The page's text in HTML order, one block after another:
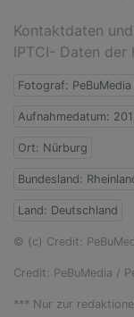
Kontaktdaten
IPTCI- Daten der
Fotograf:
Aufnahmedatum:
Ort: Nürburg
Bundesland:
Land: Deutschland
© (c) Credit:
Credit: PeBuMedia /
*** Nur zur